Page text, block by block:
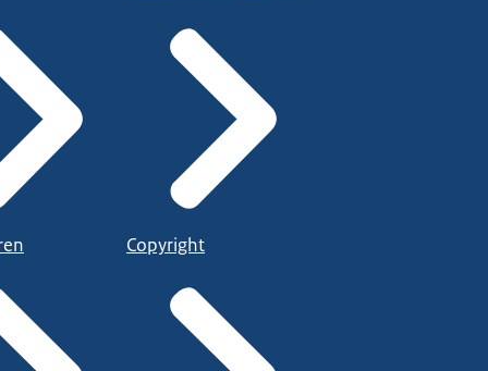
Copyright